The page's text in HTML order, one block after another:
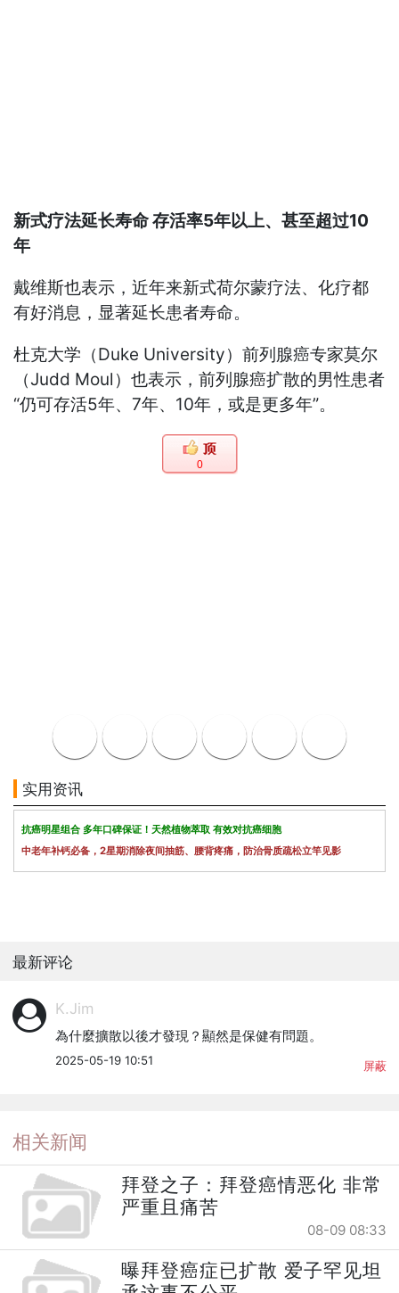
新式疗法延长寿命 存活率5年以上、甚至超过10
年
戴维斯也表示，近年来新式荷尔蒙疗法、化疗都
有好消息，显著延长患者寿命。
杜克大学（Duke University）前列腺癌专家莫尔
（Judd Moul）也表示，前列腺癌扩散的男性患者
“仍可存活5年、7年、10年，或是更多年”。
0
实用资讯
抗癌明星组合 多年口碑保证！天然植物萃取 有效对抗癌细胞
中老年补钙必备，2星期消除夜间抽筋、腰背疼痛，防治骨质疏松立竿见影
最新评论
K.Jim
為什麼擴散以後才發現？顯然是保健有問題。
2025-05-19 10:51 屏蔽
相关新闻
拜登之子：拜登癌情恶化 非常
严重且痛苦
08-09 08:33
曝拜登癌症已扩散 爱子罕见坦